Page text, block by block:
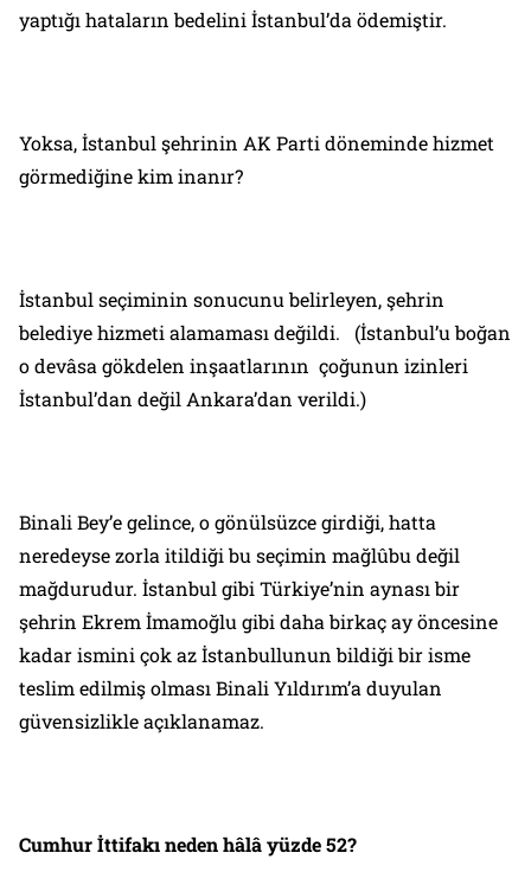
yaptığı hataların bedelini İstanbul’da ödemiştir.
Yoksa, İstanbul şehrinin AK Parti döneminde hizmet
görmediğine kim inanır?
İstanbul seçiminin sonucunu belirleyen, şehrin
belediye hizmeti alamaması değildi. (İstanbul’u boğan
o devâsa gökdelen inşaatlarının çoğunun izinleri
İstanbul’dan değil Ankara’dan verildi.)
Binali Bey’e gelince, o gönülsüzce girdiği, hatta
neredeyse zorla itildiği bu seçimin mağlûbu değil
mağdurudur. İstanbul gibi Türkiye’nin aynası bir
şehrin Ekrem İmamoğlu gibi daha birkaç ay öncesine
kadar ismini çok az İstanbullunun bildiği bir isme
teslim edilmiş olması Binali Yıldırım’a duyulan
güvensizlikle açıklanamaz.
Cumhur İttifakı neden hâlâ yüzde 52?